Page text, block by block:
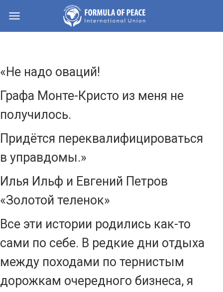
Навигация
История настоящего филантропа
«Не надо оваций!
Графа Монте-Кристо из меня не
получилось.
Придётся переквалифицироваться
в управдомы.»
Илья Ильф и Евгений Петров
«Золотой теленок»
Все эти истории родились как-то
сами по себе. В редкие дни отдыха
между походами по тернистым
дорожкам очередного бизнеса, я